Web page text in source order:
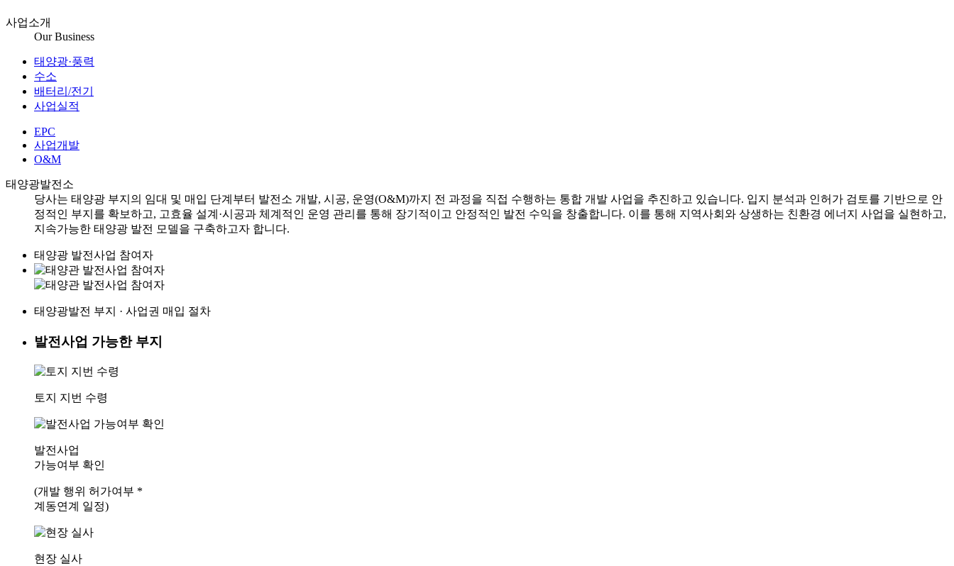
사업소개
Our Business
태양광·풍력
수소
배터리/전기
사업실적
EPC
사업개발
O&M
태양광발전소
당사는 태양광 부지의 임대 및 매입 단계부터 발전소 개발, 시공, 운영(O&M)까지 전 과정을 직접 수행하는 통합 개발 사업을 추진하고 있습니다. 입지 분석과 인허가 검토를 기반으로 안
정적인 부지를 확보하고, 고효율 설계·시공과 체계적인 운영 관리를 통해 장기적이고 안정적인 발전 수익을 창출합니다. 이를 통해 지역사회와 상생하는 친환경 에너지 사업을 실현하고,
지속가능한 태양광 발전 모델을 구축하고자 합니다.
태양광 발전사업 참여자
태양광발전 부지 · 사업권 매입 절차
발전사업 가능한 부지
토지 지번 수령
발전사업
가능여부 확인
(개발 행위 허가여부 *
계동연계 일정)
현장 실사